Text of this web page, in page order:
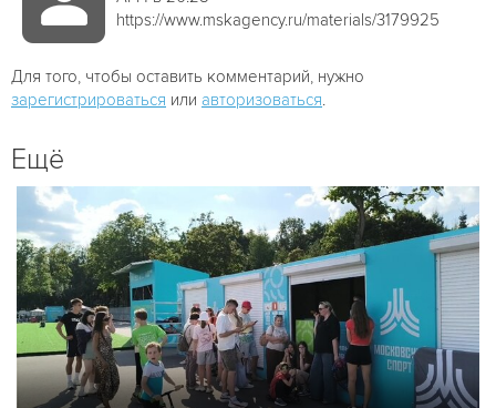
https://www.mskagency.ru/materials/3179925
Для того, чтобы оставить комментарий, нужно
зарегистрироваться или авторизоваться
Ещё